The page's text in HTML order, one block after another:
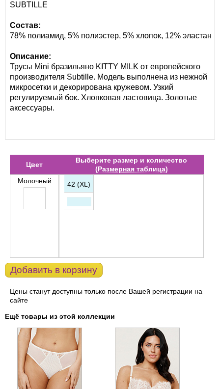
SUBTILLE
Состав:
78% полиамид, 5% полиэстер, 5% хлопок, 12% эластан
Описание:
Трусы Mini бразильяно KITTY MILK от европейского
производителя Subtille. Модель выполнена из нежной
микросетки и декорирована кружевом. Узкий
регулируемый бок. Хлопковая ластовица. Золотые
аксессуары.
Цвет
Выберите размер и количество
(Размерная таблица)
Молочный
42 (XL)
Добавить в корзину
Цены станут доступны только после Вашей регистрации на
сайте
Ещё товары из этой коллекции